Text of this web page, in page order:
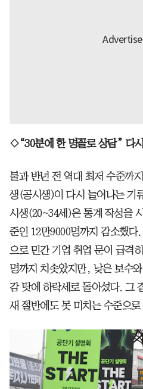
◇“30분에 한 명꼴로 상담” 다
불과 반년 전 역대 최저 수준까
생(공시생)이 다시 늘어나는 기
시생(20~34세)은 통계 작성을
준인 12만9000명까지 감소했다
으로 민간 기업 취업 문이 급격
명까지 치솟았지만, 낮은 보수
감 탓에 하락세로 돌아섰다. 그
새 절반에도 못 미치는 수준으로